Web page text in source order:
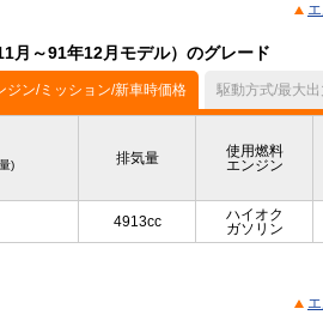
月～91年12月モデル）のグレード
ジン/ミッション/新車時価格 駆動方式/最大
) 排気量
使用燃料
エンジン
4913cc
ハイオク
ガソリン